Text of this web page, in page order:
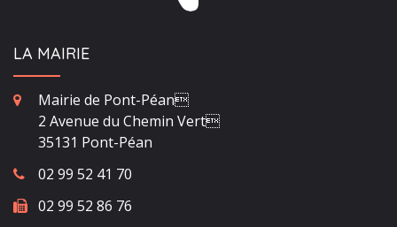
LA MAIRIE
Mairie de Pont-Péan
2 Avenue du Chemin Vert
35131 Pont-Péan
02 99 52 41 70
02 99 52 86 76